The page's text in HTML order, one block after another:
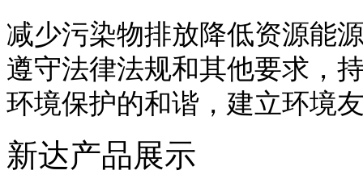
减少污染物排放降低资源能
遵守法律法规和其他要求，
环境保护的和谐，建立环境
新达产品展示